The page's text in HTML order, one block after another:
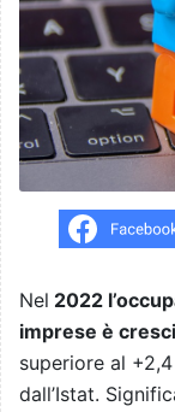
Nel 2022
imprese è
superiore al
dall’Istat.